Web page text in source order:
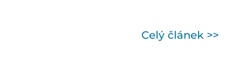
Celý článek >>